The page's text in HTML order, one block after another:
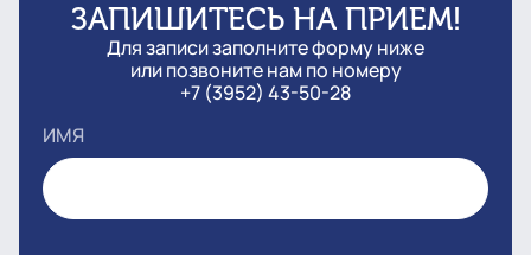
ЗАПИШИТЕСЬ НА ПРИЕМ!
Для записи заполните форму ниже
или позвоните нам по номеру
+7 (3952) 43-50-28
ИМЯ